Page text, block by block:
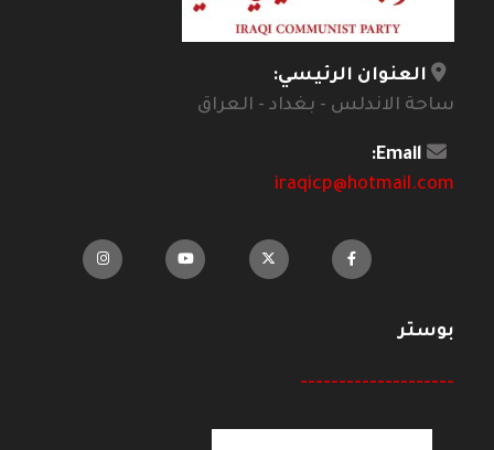
العنوان الرئيسي:
ساحة الاندلس - بغداد - العراق
Email:
iraqicp@hotmail.com
بوستر
--------------------